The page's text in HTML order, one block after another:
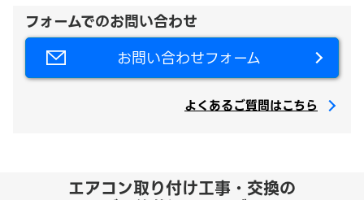
フォームでのお問い合わせ
お問い合わせフォーム
よくあるご質問はこちら
エアコン取り付け工事・交換の